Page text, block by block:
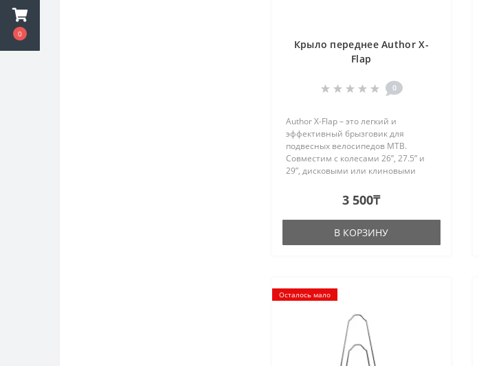
0
Крыло переднее Author X-
Flap
0
Author X-Flap – это легкий и
эффективный брызговик для
подвесных велосипедов MTB.
Совместим с колесами 26”, 27.5” и
29”, дисковыми или клиновыми
поддержка с тонким дизайном.
Инструменты не нужны. Легкий вес
и повыш..
3 500₸
В КОРЗИНУ
Осталось мало